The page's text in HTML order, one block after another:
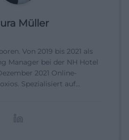
Müller
Von 2019 bis 2021 als
Manager bei der NH Hotel
2021 Online-
Spezialisiert auf